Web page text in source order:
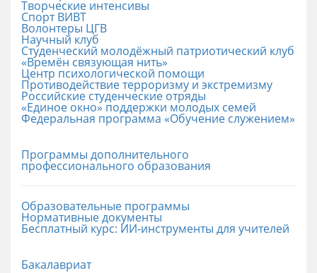
Творческие интенсивы
Спорт ВИВТ
Волонтеры ЦГВ
Научный клуб
Студенческий молодёжный патриотический клуб
«Времён связующая нить»
Центр психологической помощи
Противодействие терроризму и экстремизму
Российские cтуденческие отряды
«Единое окно» поддержки молодых семей
Федеральная программа «Обучение служением»
Программы дополнительного
профессионального образования
Образовательные программы
Нормативные документы
Бесплатный курс: ИИ‑инструменты для учителей
Бакалавриат